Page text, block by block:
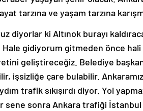
tarzına ve yaşam tarzına
diyorlar ki Altınok burayı
Hale gidiyorum gitmeden önce
geliştireceğiz. Belediye
işsizliğe çare bulabilir. Ankaramız
trafik sıkışırdı diyor. Yol
sene sonra Ankara trafiği